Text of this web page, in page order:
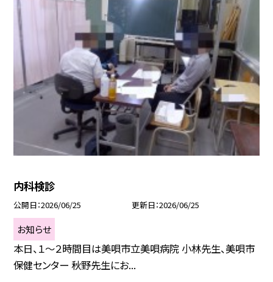
内科検診
公開日 2026/06/25 更新日 2026/06/25
お知らせ
本日、１〜２時間目は美唄市立美唄病院 小林先生、美唄市
保健センター 秋野先生にお...